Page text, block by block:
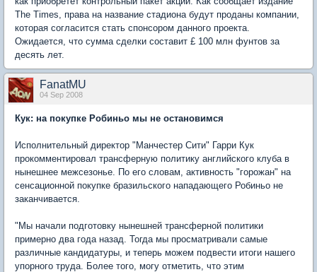
The Times, права на название стадиона будут проданы компании,
которая согласится стать спонсором данного проекта.
Ожидается, что сумма сделки составит £ 100 млн фунтов за
десять лет.
FanatMU
04 Sep 2008
Кук: на покупке Робиньо мы не остановимся
Исполнительный директор "Манчестер Сити" Гарри Кук
прокомментировал трансферную политику английского клуба в
нынешнее межсезонье. По его словам, активность "горожан" на
сенсационной покупке бразильского нападающего Робиньо не
заканчивается.
"Мы начали подготовку нынешней трансферной политики
примерно два года назад. Тогда мы просматривали самые
различные кандидатуры, и теперь можем подвести итоги нашего
упорного труда. Более того, могу отметить, что этим